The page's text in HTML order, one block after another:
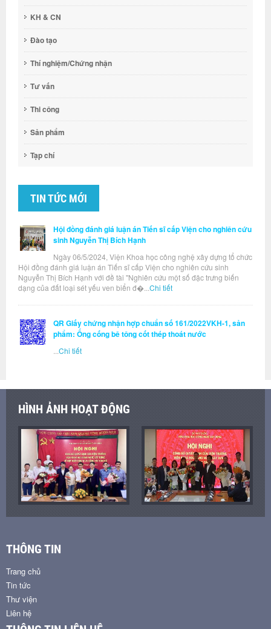
KH & CN
Đào tạo
Thí nghiệm/Chứng nhận
Tư vấn
Thi công
Sản phẩm
Tạp chí
TIN TỨC MỚI
Hội đồng đánh giá luận án Tiến sĩ cấp Viện cho nghiên cứu
sinh Nguyễn Thị Bích Hạnh
Ngày 06/5/2024, Viện Khoa học công nghệ xây dựng tổ chức
Hội đồng đánh giá luận án Tiến sĩ cấp Viện cho nghiên cứu sinh
Nguyễn Thị Bích Hạnh với đề tài "Nghiên cứu một số đặc trưng biến
dạng của đất loại sét yếu ven biển đ�... Chi tiết
QR Giấy chứng nhận hợp chuẩn số 161/2022VKH-1, sản
phẩm: Ống cống bê tông cốt thép thoát nước
Chi tiết
HÌNH ẢNH HOẠT ĐỘNG
THÔNG TIN
Trang chủ
Tin tức
Thư viện
Liên hệ